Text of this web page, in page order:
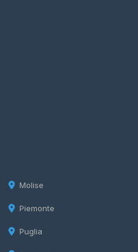
Molise
Piemonte
Puglia